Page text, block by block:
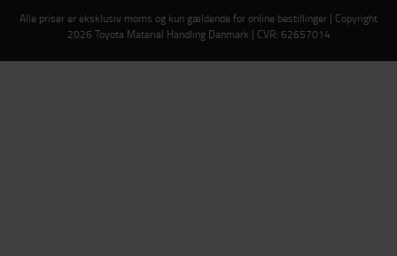
Alle priser er eksklusiv moms og kun gældende for online bestillinger | Copyright
2026 Toyota Material Handling Danmark | CVR: 62657014